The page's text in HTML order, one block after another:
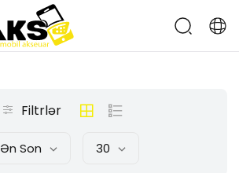
Filtrlər
Ən Son 30